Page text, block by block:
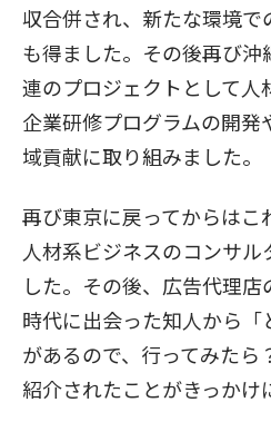
収合併され、新たな環境
も得ました。その後再び
連のプロジェクトとして人
企業研修プログラムの開
域貢献に取り組みました。
再び東京に戻ってからはこ
人材系ビジネスのコンサル
した。その後、広告代理
時代に出会った知人から「
があるので、行ってみたら
紹介されたことがきっかけ